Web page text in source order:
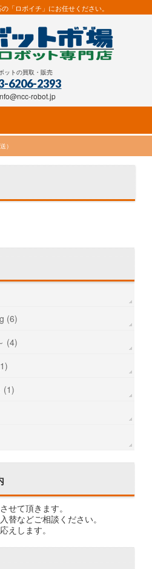
「ロボイチ」にお任せください。
ットの買取・販売
6206-2393
robot.jp
）
(6)
(4)
(1)
せて頂きます。
替などご相談ください。
えします。